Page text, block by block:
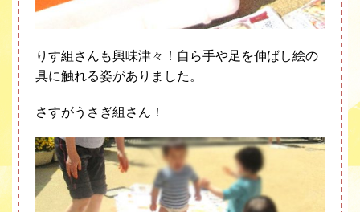
りす組さんも興味津々！自ら手や足を伸ばし絵の
具に触れる姿がありました。
さすがうさぎ組さん！